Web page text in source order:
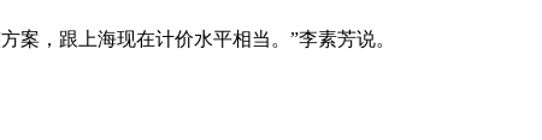
，跟上海现在计价水平相当。”李素芳说。